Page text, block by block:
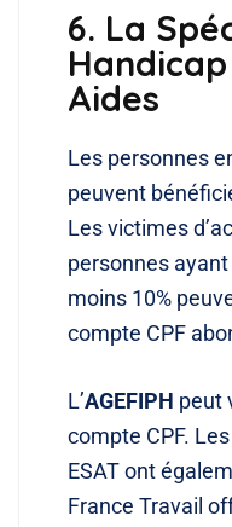
6. La
Aides
Les personnes
peuvent
Les victimes
personnes ayant
moins 10%
compte CPF
L’AGEFIPH peut
compte CPF.
ESAT ont
France Travail